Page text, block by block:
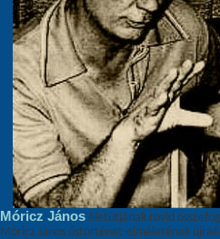
Móricz János életútjának rövid
Móricz János őstörténet-elméletének